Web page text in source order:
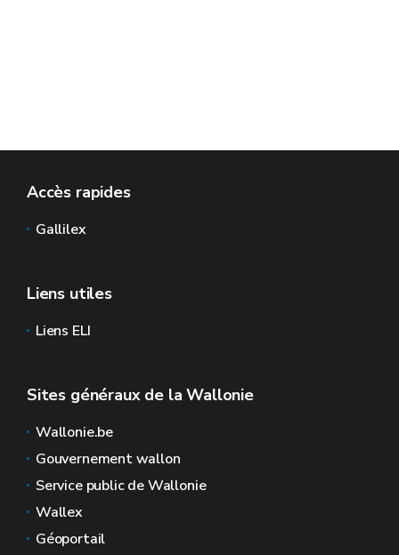
Accès rapides
Gallilex
Liens utiles
Liens ELI
Sites généraux de la Wallonie
Wallonie.be
Gouvernement wallon
Service public de Wallonie
Wallex
Géoportail